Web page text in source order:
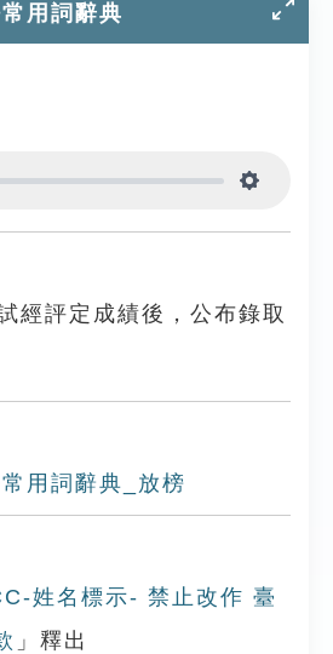
用詞辭典
經評定成績後，公布錄取
用詞辭典_放榜
姓名標示- 禁止改作 臺
」釋出